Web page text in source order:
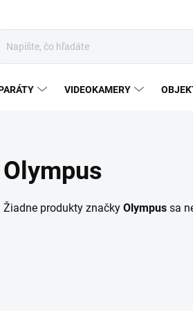
VIDEOKAMERY
Olympus
Žiadne produkty značky Olympus sa